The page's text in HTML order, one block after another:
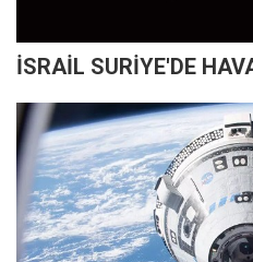
İSRAİL SURİYE'DE